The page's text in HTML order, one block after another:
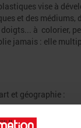
vise à
et des
à colorier,
jamais : elle
et géographie :